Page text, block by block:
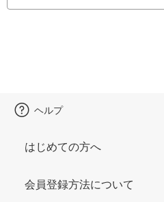
ヘルプ
はじめての方へ
会員登録方法について